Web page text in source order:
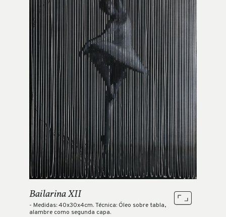
Bailarina XII
- Medidas: 40x30x4cm. Técnica: Óleo sobre tabla,
alambre como segunda capa.